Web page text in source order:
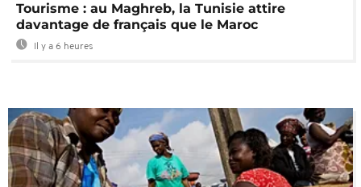
Tourisme : au Maghreb, la Tunisie attire
davantage de français que le Maroc
Il y a 6 heures